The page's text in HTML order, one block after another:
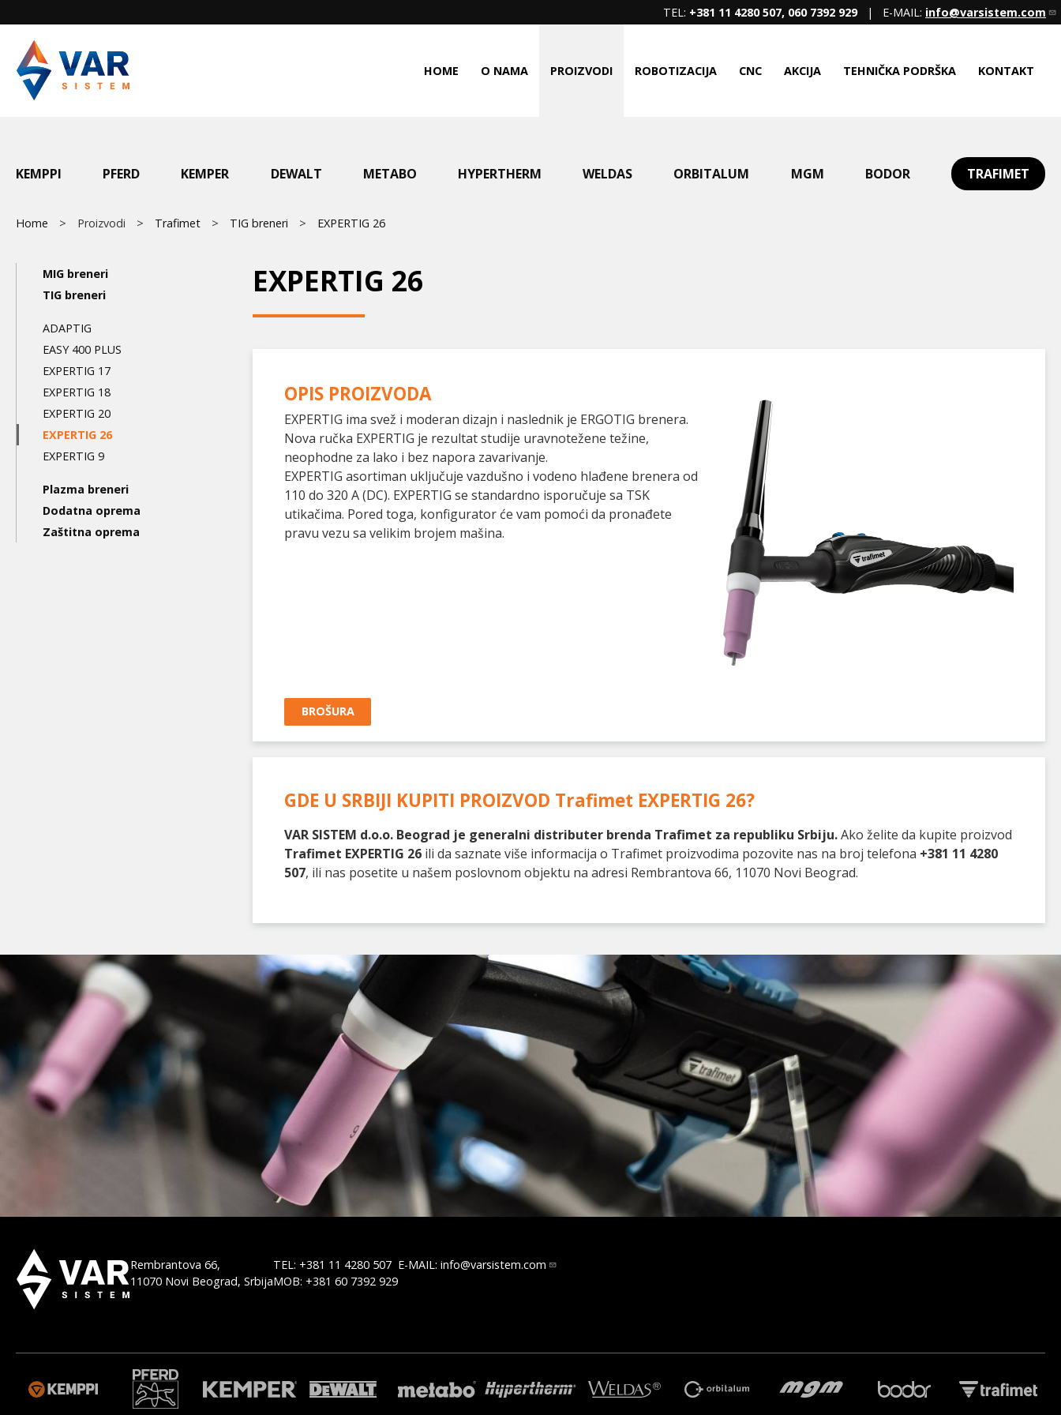
to
main
content
TEL: +381 11 4280 507, 060 7392 929| E-MAIL: info@varsistem.com
HOME O NAMA PROIZVODI ROBOTIZACIJA CNC AKCIJA TEHNIČKA PODRŠKA KONTAKT
Main
KEMPPI PFERD KEMPER DEWALT METABO HYPERTHERM WELDAS ORBITALUM MGM BODOR TRAFIMET
Breadcrumb
Home Proizvodi Trafimet TIG breneri EXPERTIG 26
EXPERTIG 26
OPIS PROIZVODA
EXPERTIG ima svež i moderan dizajn i naslednik je ERGOTIG brenera.
Nova ručka EXPERTIG je rezultat studije uravnotežene težine,
neophodne za lako i bez napora zavarivanje.
EXPERTIG asortiman uključuje vazdušno i vodeno hlađene brenera od
110 do 320 A (DC). EXPERTIG se standardno isporučuje sa TSK
utikačima. Pored toga, konfigurator će vam pomoći da pronađete
pravu vezu sa velikim brojem mašina.
BROŠURA
GDE U SRBIJI KUPITI PROIZVOD Trafimet EXPERTIG 26?
VAR SISTEM d.o.o. Beograd je generalni distributer brenda Trafimet za republiku Srbiju.Ako želite da kupite proizvod
Trafimet EXPERTIG 26 ili da saznate više informacija o Trafimet proizvodima pozovite nas na broj telefona +381 11 4280
507, ili nas posetite u našem poslovnom objektu na adresi Rembrantova 66, 11070 Novi Beograd.
Main
navigation
3nd
level
MIG breneri
TIG breneri
ADAPTIG
EASY 400 PLUS
EXPERTIG 17
EXPERTIG 18
EXPERTIG 20
EXPERTIG 26
EXPERTIG 9
Plazma breneri
Dodatna oprema
Zaštitna oprema
Rembrantova 66,
11070 Novi Beograd, Srbija
TEL: +381 11 4280 507
MOB: +381 60 7392 929
E-MAIL: info@varsistem.com
WELDAS ORBITALUM MGM BODOR TRAFIMET